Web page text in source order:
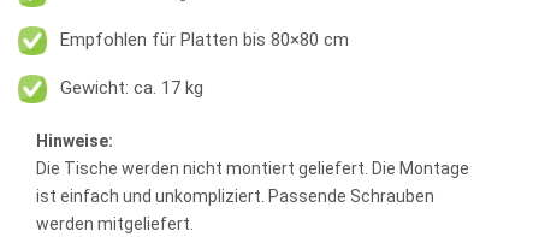
Empfohlen für Platten bis 80×80 cm
Gewicht: ca. 17 kg
Hinweise:
Die Tische werden nicht montiert geliefert. Die Montage
ist einfach und unkompliziert. Passende Schrauben
werden mitgeliefert.